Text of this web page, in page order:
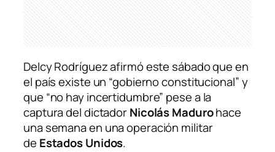
Delcy Rodríguez afirmó este sábado que en
el país existe un “gobierno constitucional” y
que “no hay incertidumbre” pese a la
captura del dictadorNicolás Madurohace
una semana en una operación militar
de Estados Unidos.